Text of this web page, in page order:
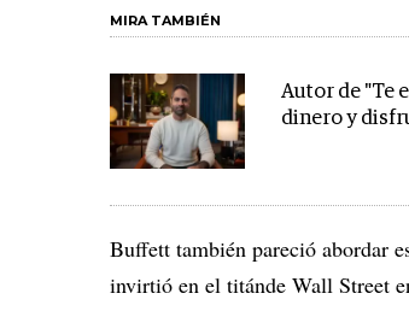
MIRA TAMBIÉN
Autor de "Te
dinero y
Buffett también pareció abordar
invirtió en el titánde Wall Street